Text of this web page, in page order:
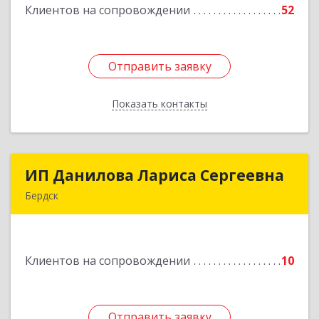
Клиентов на сопровождении 52
Отправить заявку
Показать контакты
Подробнее
Отправить заявку
Назад
ИП Данилова Лариса Сергеевна
Бердск
Клиентов на сопровождении 10
ИП Данилова Лариса Сергеевна
Подробнее